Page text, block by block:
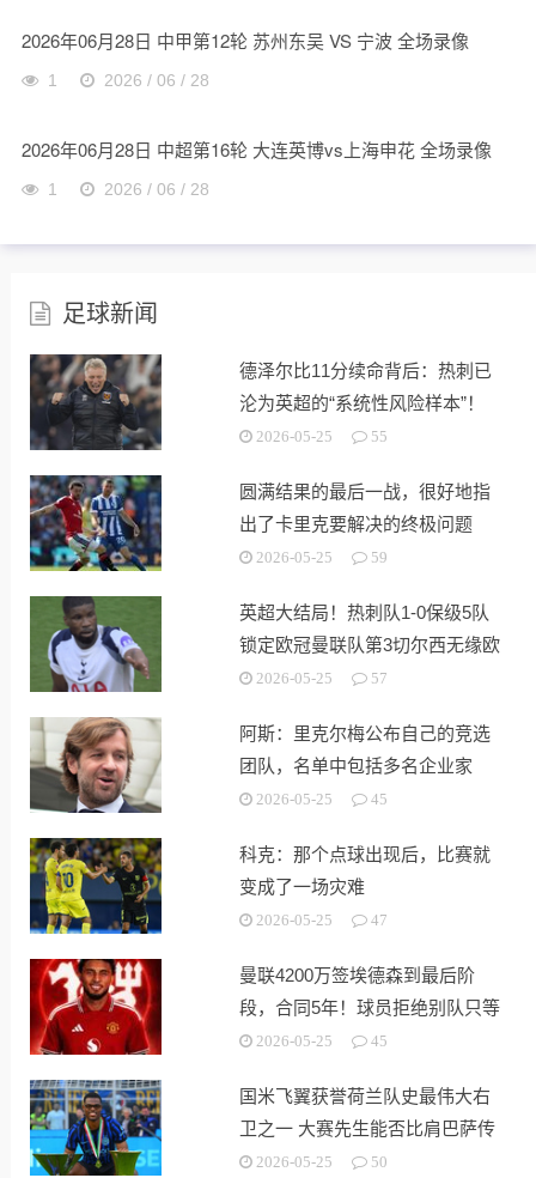
2026年06月28日 中甲第12轮 苏州东吴 VS 宁波 全场录像
1 2026 / 06 / 28
2026年06月28日 中超第16轮 大连英博vs上海申花 全场录像
1 2026 / 06 / 28
足球新闻
德泽尔比11分续命背后：热刺已
沦为英超的“系统性风险样本”！
2026-05-25 55
圆满结果的最后一战，很好地指
出了卡里克要解决的终极问题
2026-05-25 59
英超大结局！热刺队1-0保级5队
锁定欧冠曼联队第3切尔西无缘欧
战2026-05-25 57
阿斯：里克尔梅公布自己的竞选
团队，名单中包括多名企业家
2026-05-25 45
科克：那个点球出现后，比赛就
变成了一场灾难
2026-05-25 47
曼联4200万签埃德森到最后阶
段，合同5年！球员拒绝别队只等
红魔
2026-05-25 45
国米飞翼获誉荷兰队史最伟大右
卫之一 大赛先生能否比肩巴萨传
奇2026-05-25 50